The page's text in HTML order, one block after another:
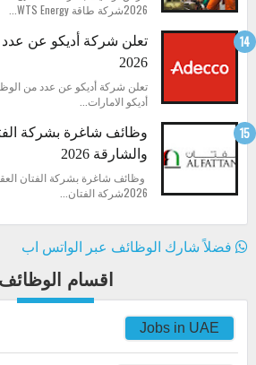
2026شركة طاقة WTS Energy...
تعلن شركة أديكو عن
2026
أديكو الامارات...
وظائف شاغرة بشركة
والشارقة 2026
وظائف شاغرة بشركة الفتان
2026شركة الفتان...
فضلاً شارك الوظائف عبر الواتس اب
اقسام الوظائف
Jobs in UAE